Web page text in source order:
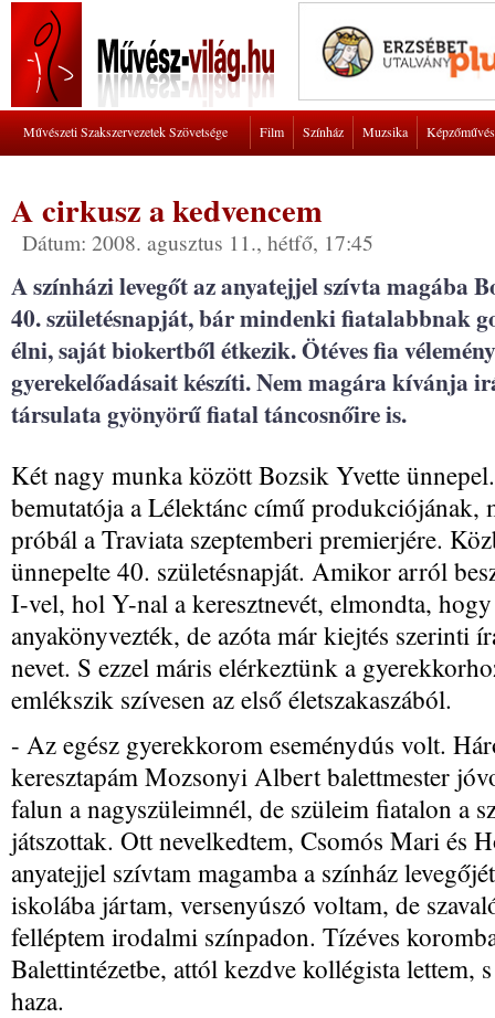
Művészeti Szakszervezetek Szövetsége Film Színház Muzsika
A cirkusz a kedvencem
Dátum: 2008. agusztus 11., hétfő, 17:45
A színházi levegőt az anyatejjel szívta magába
40. születésnapját, bár mindenki fiatalabbnak
élni, saját biokertből étkezik. Ötéves fia
gyerekelőadásait készíti. Nem magára kívánja
társulata gyönyörű fiatal táncosnőire is.
Két nagy munka között Bozsik Yvette
bemutatója a Lélektánc című produkciójának,
próbál a Traviata szeptemberi premierjére.
ünnepelte 40. születésnapját. Amikor arról
I-vel, hol Y-nal a keresztnevét, elmondta,
anyakönyvezték, de azóta már kiejtés szerinti
nevet. S ezzel máris elérkeztünk a
emlékszik szívesen az első életszakaszából.
- Az egész gyerekkorom eseménydús volt.
keresztapám Mozsonyi Albert balettmester
falun a nagyszüleimnél, de szüleim fiatalon a
játszottak. Ott nevelkedtem, Csomós Mari és
anyatejjel szívtam magamba a színház
iskolába jártam, versenyúszó voltam, de
felléptem irodalmi színpadon. Tízéves
Balettintézetbe, attól kezdve kollégista lettem,
haza.